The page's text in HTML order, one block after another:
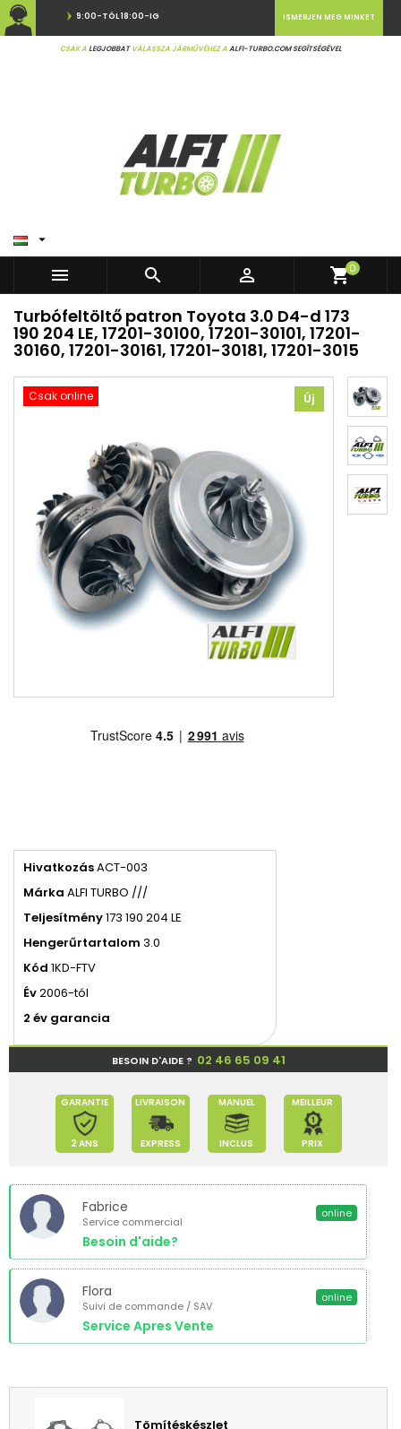
9:00-TÓL 18:00-IG
CSAK ALEGJOBBATVÁLASSZA JÁRMŰVÉHEZ AALFI-TURBO.COM SEGÍTSÉGÉVEL
ISMERJEN MEG MINKET

   shopping_cart0
Turbófeltöltő patron Toyota 3.0 D4-d 173
190 204 LE, 17201-30100, 17201-30101, 17201-
30160, 17201-30161, 17201-30181, 17201-3015
Csak online Új
HivatkozásACT-003
Márka ALFI TURBO ///
Teljesítmény173 190 204 LE
Hengerűrtartalom 3.0
Kód 1KD-FTV
Év2006-tól
2 év garancia
BESOIN D'AIDE ? 02 46 65 09 41
GARANTIE
2 ANS
LIVRAISON
EXPRESS
MANUEL
INCLUS
MEILLEUR
PRIX
Fabrice
Service commercial
Besoin d'aide?
online
Flora
Suivi de commande / SAV
Service Apres Vente
online
Tömítéskészlet